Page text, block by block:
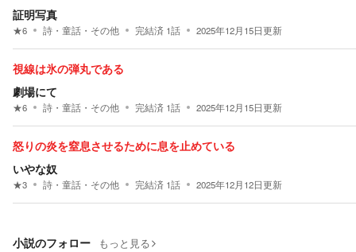
証明写真
★6 詩・童話・その他 完結済 1話 2025年12月15日更新
視線は氷の弾丸である
劇場にて
★6 詩・童話・その他 完結済 1話 2025年12月15日更新
怒りの炎を窒息させるために息を止めている
いやな奴
★3 詩・童話・その他 完結済 1話 2025年12月12日更新
小説のフォロー もっと見る